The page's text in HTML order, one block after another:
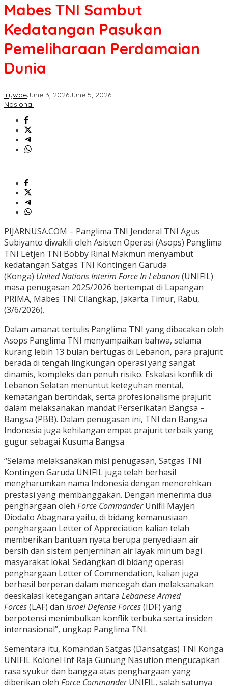
Mabes TNI Sambut
Kedatangan Pasukan
Pemeliharaan Perdamaian
Dunia
lilywaeJune 3, 2026June 5, 2026
Nasional
PIJARNUSA.COM – Panglima TNI Jenderal TNI Agus
Subiyanto diwakili oleh Asisten Operasi (Asops) Panglima
TNI Letjen TNI Bobby Rinal Makmun menyambut
kedatangan Satgas TNI Kontingen Garuda
(Konga) United Nations Interim Force In Lebanon(UNIFIL)
masa penugasan 2025/2026 bertempat di Lapangan
PRIMA, Mabes TNI Cilangkap, Jakarta Timur, Rabu,
(3/6/2026).
Dalam amanat tertulis Panglima TNI yang dibacakan oleh
Asops Panglima TNI menyampaikan bahwa, selama
kurang lebih 13 bulan bertugas di Lebanon, para prajurit
berada di tengah lingkungan operasi yang sangat
dinamis, kompleks dan penuh risiko. Eskalasi konflik di
Lebanon Selatan menuntut keteguhan mental,
kematangan bertindak, serta profesionalisme prajurit
dalam melaksanakan mandat Perserikatan Bangsa –
Bangsa (PBB). Dalam penugasan ini, TNI dan Bangsa
Indonesia juga kehilangan empat prajurit terbaik yang
gugur sebagai Kusuma Bangsa.
“Selama melaksanakan misi penugasan, Satgas TNI
Kontingen Garuda UNIFIL juga telah berhasil
mengharumkan nama Indonesia dengan menorehkan
prestasi yang membanggakan. Dengan menerima dua
penghargaan oleh Force CommanderUnifil Mayjen
Diodato Abagnara yaitu, di bidang kemanusiaan
penghargaan Letter of Appreciation kalian telah
memberikan bantuan nyata berupa penyediaan air
bersih dan sistem penjernihan air layak minum bagi
masyarakat lokal. Sedangkan di bidang operasi
penghargaan Letter of Commendation, kalian juga
berhasil berperan dalam mencegah dan melaksanakan
deeskalasi ketegangan antara Lebanese Armed
Forces(LAF) dan Israel Defense Forces(IDF) yang
berpotensi menimbulkan konflik terbuka serta insiden
internasional”, ungkap Panglima TNI.
Sementara itu, Komandan Satgas (Dansatgas) TNI Konga
UNIFIL Kolonel Inf Raja Gunung Nasution mengucapkan
rasa syukur dan bangga atas penghargaan yang
diberikan oleh Force CommanderUNIFIL, salah satunya